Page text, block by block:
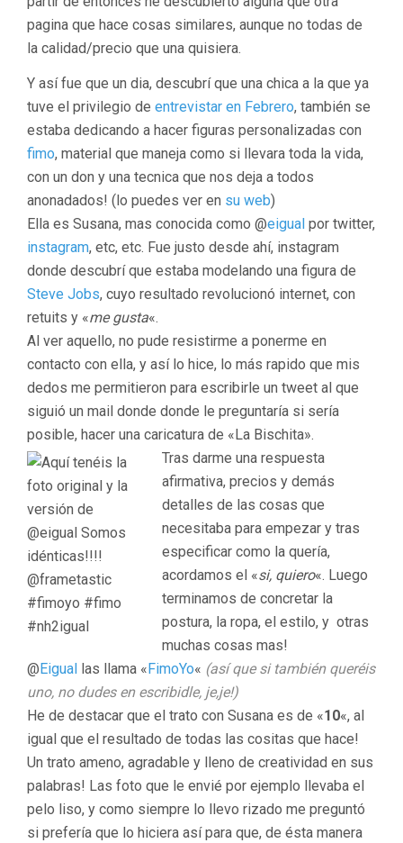
pagina que hace cosas similares, aunque no todas de
la calidad/precio que una quisiera.
Y así fue que un dia, descubrí que una chica a la que ya
tuve el privilegio de entrevistar en Febrero, también se
estaba dedicando a hacer figuras personalizadas con
fimo, material que maneja como si llevara toda la vida,
con un don y una tecnica que nos deja a todos
anonadados! (lo puedes ver en su web)
Ella es Susana, mas conocida como @eigual por twitter,
instagram, etc, etc. Fue justo desde ahí, instagram
donde descubrí que estaba modelando una figura de
Steve Jobs, cuyo resultado revolucionó internet, con
retuits y «me gusta«.
Al ver aquello, no pude resistirme a ponerme en
contacto con ella, y así lo hice, lo más rapido que mis
dedos me permitieron para escribirle un tweet al que
siguió un mail donde donde le preguntaría si sería
posible, hacer una caricatura de «La Bischita».
Tras darme una respuesta
afirmativa, precios y demás
detalles de las cosas que
necesitaba para empezar y tras
especificar como la quería,
acordamos el «si, quiero«. Luego
terminamos de concretar la
postura, la ropa, el estilo, y otras
muchas cosas mas!
@ Eigual las llama « FimoYo« (así que si también queréis
uno, no dudes en escribidle, je,je!)
He de destacar que el trato con Susana es de «10«, al
igual que el resultado de todas las cositas que hace!
Un trato ameno, agradable y lleno de creatividad en sus
palabras! Las foto que le envié por ejemplo llevaba el
pelo liso, y como siempre lo llevo rizado me preguntó
si prefería que lo hiciera así para que, de ésta manera